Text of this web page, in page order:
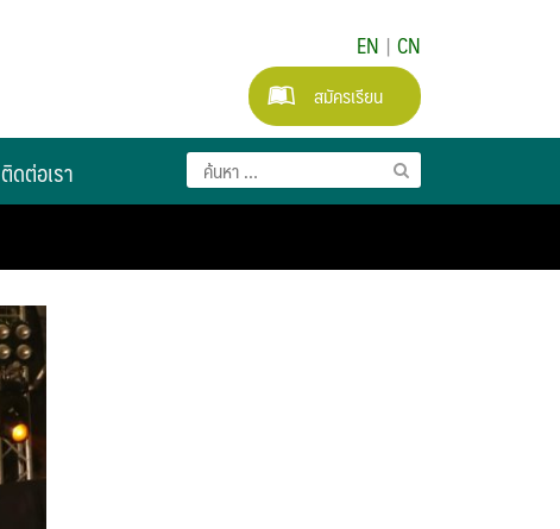
EN | CN
สมัครเรียน
ติดต่อเรา